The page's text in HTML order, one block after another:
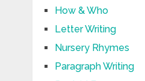
How & Who
Letter Writing
Nursery Rhymes
Paragraph Writing